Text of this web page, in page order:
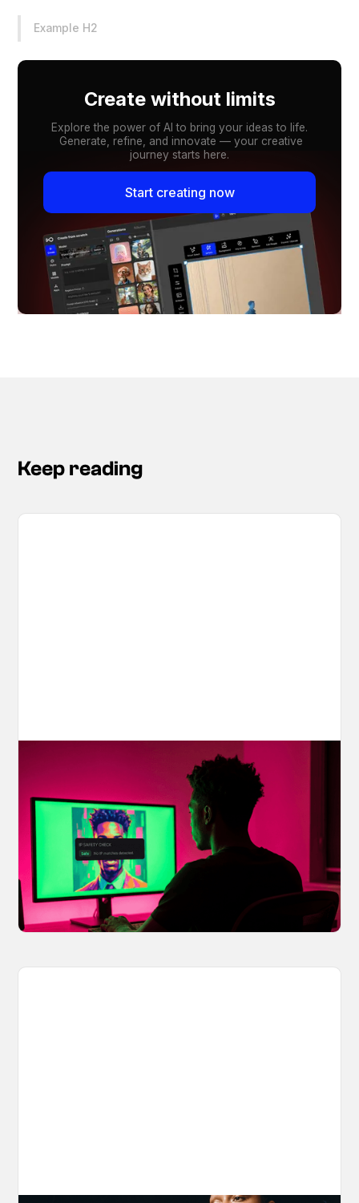
Example H2
Create without limits
Explore the power of AI to bring your ideas to life.
Generate, refine, and innovate — your creative
journey starts here.
Start creating now
Keep reading
Your AI Creations, Protected: How
OpenArt's IP Safety Check Keeps
Creators Safe
You made something you love, but is it safe to
share? OpenArt's IP Safety Check, powered
by CopySight, lets you scan your creations for
potential IP issues before they leave your
hands.
April 2, 2026